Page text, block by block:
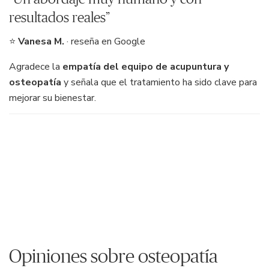
resultados reales”
⭐ Vanesa M. · reseña en Google
Agradece la empatía del equipo de acupuntura y
osteopatía y señala que el tratamiento ha sido clave para
mejorar su bienestar.
Opiniones sobre osteopatía